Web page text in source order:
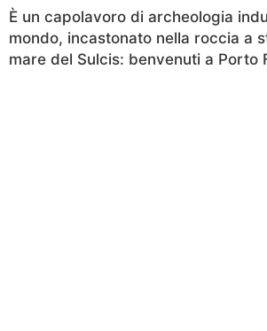
È un capolavoro di archeologia
mondo, incastonato nella roccia a
mare del Sulcis: benvenuti a Porto